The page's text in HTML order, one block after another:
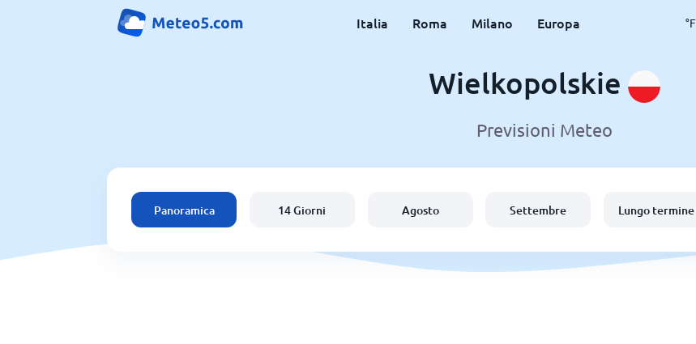
Italia Roma Milano Europa °F
Wielkopolskie
Previsioni Meteo
Panoramica 14 Giorni Agosto Settembre Lungo termine